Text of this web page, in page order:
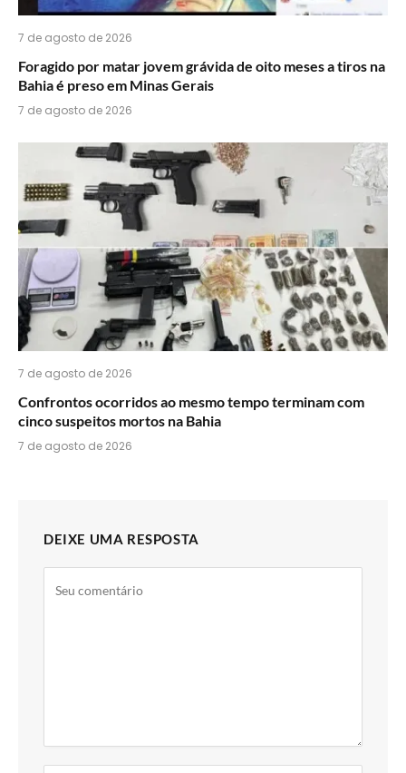
7 de agosto de 2026
Foragido por matar jovem grávida de oito meses a tiros na
Bahia é preso em Minas Gerais
7 de agosto de 2026
7 de agosto de 2026
Confrontos ocorridos ao mesmo tempo terminam com
cinco suspeitos mortos na Bahia
7 de agosto de 2026
DEIXE UMA RESPOSTA